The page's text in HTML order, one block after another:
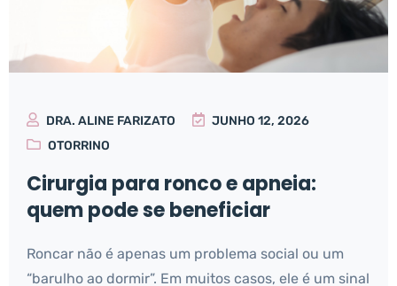
DRA. ALINE FARIZATO
JUNHO 12, 2026
OTORRINO
Cirurgia para ronco e apneia:
quem pode se beneficiar
Roncar não é apenas um problema social ou um
“barulho ao dormir”. Em muitos casos, ele é um sinal